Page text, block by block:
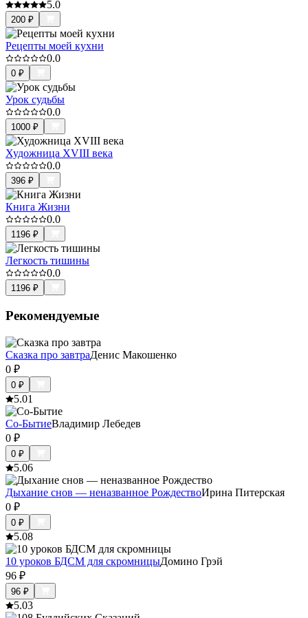
5.0
200 ₽
Рецепты моей кухни
0.0
0 ₽
Урок судьбы
0.0
1000 ₽
Художница XVIII века
0.0
396 ₽
Книга Жизни
0.0
1196 ₽
Легкость тишины
0.0
1196 ₽
Рекомендуемые
Сказка про завтраДенис Макошенко
0 ₽
0 ₽
5.01
Со-БытиеВладимир Лебедев
0 ₽
0 ₽
5.06
Дыхание снов — неназванное РождествоИрина Питерская
0 ₽
0 ₽
5.08
10 уроков БДСМ для скромницыДомино Грэй
96 ₽
96 ₽
5.03